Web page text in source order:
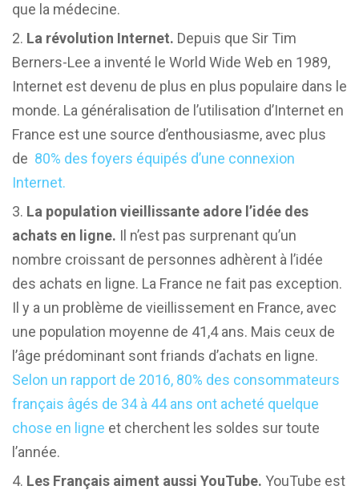
que la médecine.
La révolution Internet. Depuis que Sir Tim
Berners-Lee a inventé le World Wide Web en 1989,
Internet est devenu de plus en plus populaire dans le
monde. La généralisation de l’utilisation d’Internet en
France est une source d’enthousiasme, avec plus
de 80% des foyers équipés d’une connexion
Internet.
La population vieillissante adore l’idée des
achats en ligne. Il n’est pas surprenant qu’un
nombre croissant de personnes adhèrent à l’idée
des achats en ligne. La France ne fait pas exception.
Il y a un problème de vieillissement en France, avec
une population moyenne de 41,4 ans. Mais ceux de
l’âge prédominant sont friands d’achats en ligne.
Selon un rapport de 2016, 80% des consommateurs
français âgés de 34 à 44 ans ont acheté quelque
chose en ligne et cherchent les soldes sur toute
l’année.
Les Français aiment aussi YouTube. YouTube est